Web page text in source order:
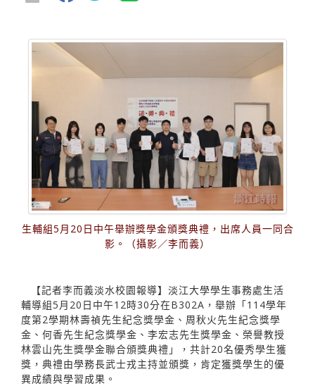
生輔組5月20日中午舉辦獎學金頒獎典禮，出席人員一同合
影。（攝影／李而義）
【記者李而義淡水校園報導】淡江大學學生事務處生活
輔導組5月20日中午12時30分在B302A，舉辦「114學年
度第2學期林壽禎先生紀念獎學金、周秋火先生紀念獎學
金、何香先生紀念獎學金、李宏志先生獎學金、榮譽教授
林雲山先生獎學金聯合頒獎典禮」，共計20名優秀學生獲
獎，典禮由學務長武士戎主持並頒獎，肯定獲獎學生的優
異成績與學習成果。